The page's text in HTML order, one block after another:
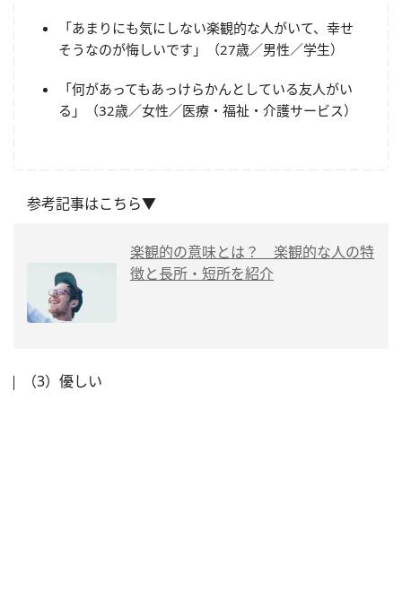
「あまりにも気にしない楽観的な人がいて、幸せ
そうなのが悔しいです」（27歳／男性／学生）
「何があってもあっけらかんとしている友人がい
る」（32歳／女性／医療・福祉・介護サービス）
参考記事はこちら▼
楽観的の意味とは？ 楽観的な人の特
徴と長所・短所を紹介
（3）優しい